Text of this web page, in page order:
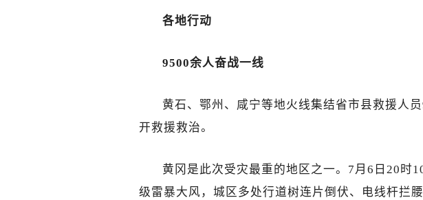
各地行动
9500余人奋战一线
黄石、鄂州、咸宁等地火线集结省市县救援人
开救援救治。
黄冈是此次受灾最重的地区之一。7月6日20时
级雷暴大风，城区多处行道树连片倒伏、电线杆拦